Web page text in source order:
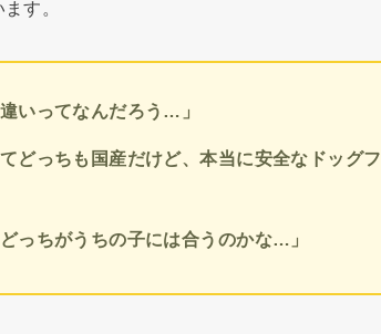
す。
いってなんだろう…」
どっちも国産だけど、本当に安全なドッグフ
っちがうちの子には合うのかな…」